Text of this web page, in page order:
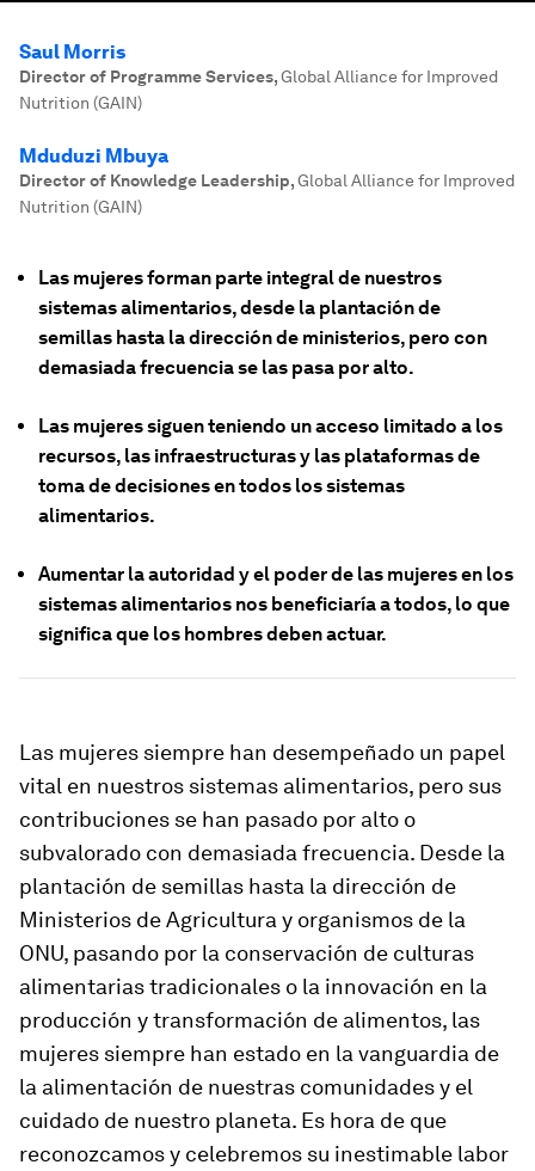
Saul Morris
Director of Programme Services,Global Alliance for Improved
Nutrition (GAIN)
Mduduzi Mbuya
Director of Knowledge Leadership,Global Alliance for Improved
Nutrition (GAIN)
Las mujeres forman parte integral de nuestros
sistemas alimentarios, desde la plantación de
semillas hasta la dirección de ministerios, pero con
demasiada frecuencia se las pasa por alto.
Las mujeres siguen teniendo un acceso limitado a los
recursos, las infraestructuras y las plataformas de
toma de decisiones en todos los sistemas
alimentarios.
Aumentar la autoridad y el poder de las mujeres en los
sistemas alimentarios nos beneficiaría a todos, lo que
significa que los hombres deben actuar.
Las mujeres siempre han desempeñado un papel
vital en nuestros sistemas alimentarios, pero sus
contribuciones se han pasado por alto o
subvalorado con demasiada frecuencia. Desde la
plantación de semillas hasta la dirección de
Ministerios de Agricultura y organismos de la
ONU, pasando por la conservación de culturas
alimentarias tradicionales o la innovación en la
producción y transformación de alimentos, las
mujeres siempre han estado en la vanguardia de
la alimentación de nuestras comunidades y el
cuidado de nuestro planeta. Es hora de que
reconozcamos y celebremos su inestimable labor